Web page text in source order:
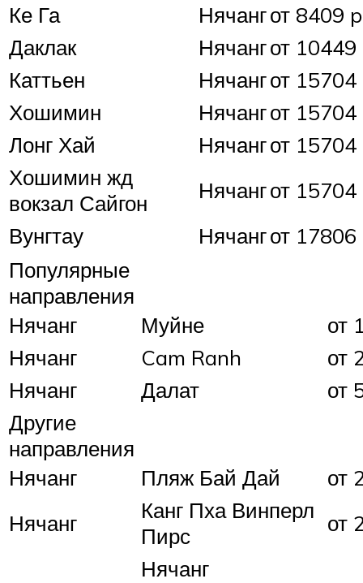
Ке Га
Нячангот 8409
Даклак
Нячангот 10449
Каттьен
Нячангот 15704
Хошимин
Нячангот 15704
Лонг Хай
Нячангот 15704
Хошимин жд
вокзал Сайгон
Нячангот 15704
Вунгтау
Нячангот 17806
Популярные
направления
Нячанг
Муйне
от
Нячанг
Cam Ranh
от
Нячанг
Далат
от
Другие
направления
Нячанг
Пляж Бай Дай
от
Нячанг
Канг Пха Винперл
Пирс
от
Нячанг